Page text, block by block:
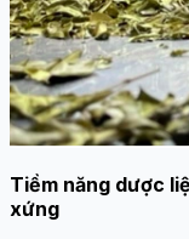
Tiềm năng dược
xứng